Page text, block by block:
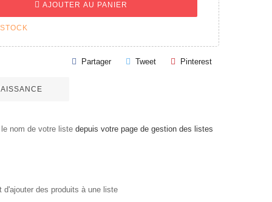
AJOUTER AU PANIER
Partager Tweet Pinterest
nom de votre liste depuis votre page de gestion des listes
des produits à une liste